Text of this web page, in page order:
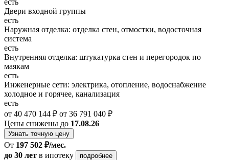
Двери входной группы
есть
Наружная отделка: отделка стен, отмостки, водосточная
система
есть
Внутренняя отделка: штукатурка стен и перегородок по
маякам
есть
Инженерные сети: электрика, отопление, водоснабжение
холодное и горячее, канализация
есть
от 40 470 144 ₽ от 36 791 040 ₽
Цены снижены до 17.08.26
Узнать точную цену
От 197 502 ₽/мес.
до 30 лет в ипотеку подробнее